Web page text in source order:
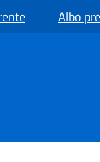
Albo